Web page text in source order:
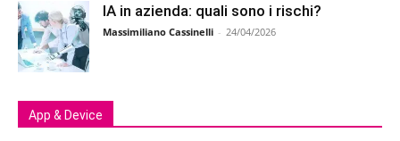
IA in azienda: quali sono i rischi?
Massimiliano Cassinelli - 24/04/2026
App & Device